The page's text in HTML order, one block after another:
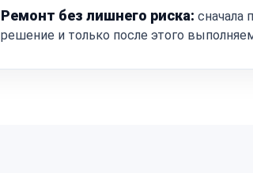
Ремонт без лишнего риска: сначала
решение и только после этого